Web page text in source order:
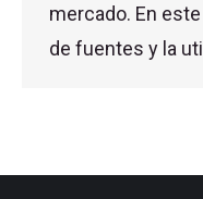
mercado. En
de fuentes y la